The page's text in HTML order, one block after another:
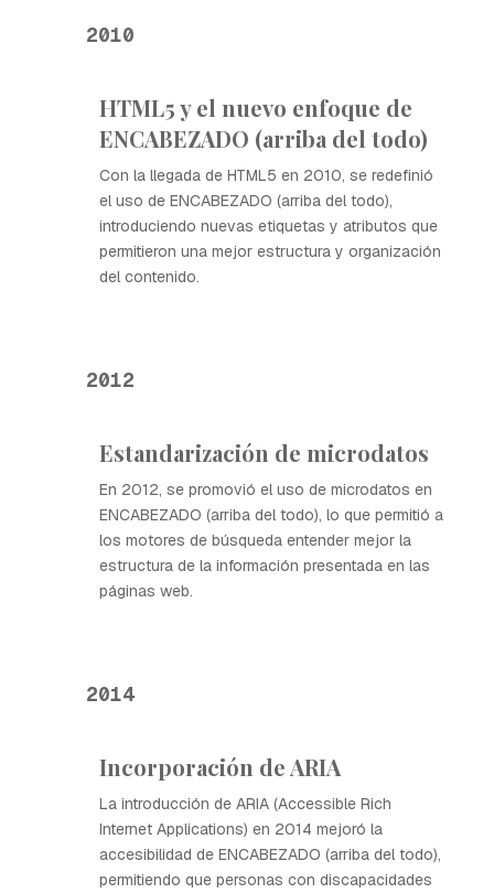
2010
HTML5 y el nuevo enfoque de
ENCABEZADO (arriba del todo)
Con la llegada de HTML5 en 2010, se redefinió
el uso de ENCABEZADO (arriba del todo),
introduciendo nuevas etiquetas y atributos que
permitieron una mejor estructura y organización
del contenido.
2012
Estandarización de microdatos
En 2012, se promovió el uso de microdatos en
ENCABEZADO (arriba del todo), lo que permitió a
los motores de búsqueda entender mejor la
estructura de la información presentada en las
páginas web.
2014
Incorporación de ARIA
La introducción de ARIA (Accessible Rich
Internet Applications) en 2014 mejoró la
accesibilidad de ENCABEZADO (arriba del todo),
permitiendo que personas con discapacidades